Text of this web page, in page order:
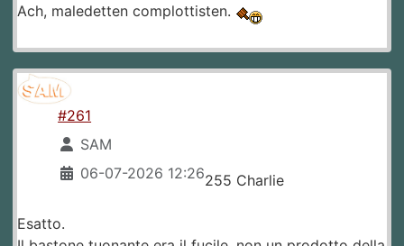
Ach, maledetten complottisten.
#261
SAM
06-07-2026 12:26255 Charlie
Esatto.